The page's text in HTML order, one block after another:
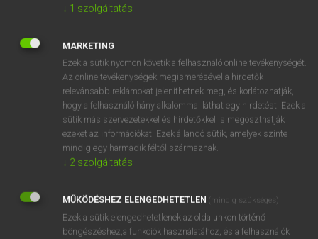
DÍJMENTES ANGOL SZÓTÁR
ágazat
aged
↓ 1 szolgáltatás
MARKETING
Ezek a sütik nyomon követik a felhasználó online tevékenységét.
Az online tevékenységek megismerésével a hirdetők
relevánsabb reklámokat jeleníthetnek meg, és korlátozhatják,
hogy a felhasználó hány alkalommal láthat egy hirdetést. Ezek a
sütik más szervezetekkel és hirdetőkkel is megoszthatják
ezeket az információkat. Ezek állandó sütik, amelyek szinte
mindig egy harmadik féltől származnak.
↓ 2 szolgáltatás
MŰKÖDÉSHEZ ELENGEDHETETLEN (mindig szükséges)
Ezek a sütik elengedhetetlenek az oldalunkon történő
böngészéshez,a funkciók használatához, és a felhasználók